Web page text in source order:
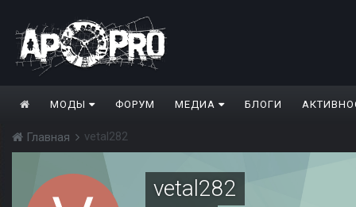
МОДЫ ФОРУМ МЕДИА БЛОГИ
Главная vetal282
vetal282